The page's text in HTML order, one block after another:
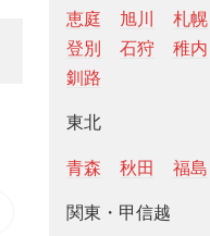
恵庭
旭川 札幌
登別
石狩 稚内
釧路
東北
青森 秋田 福島
関東・甲信越